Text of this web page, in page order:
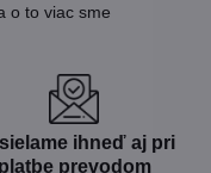
o to viac sme
ihneď aj pri
platbe prevodom